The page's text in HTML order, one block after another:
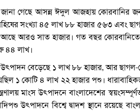
জানা গেছে আসন্ন ঈদুল আজহায় কোরবানির
সংখ্যা ৪৫ লাখ ৮৮ হাজার ৫৬৩ এবং
আছে আরও সাত হাজার। গত বছর
৪৪ লাখ।
বেড়েছে ১ লাখ ৮৮ হাজার, আর
১ কোটি ৪ লাখ ২২ হাজার পশু।
মাংস উৎপাদনে বাংলাদেশের
উৎপাদনে বিশ্বে দ্বাদশ স্থানে রয়েছে